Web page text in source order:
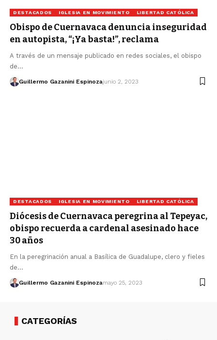
DESTACADOS IGLESIA EN MOVIMIENTO LIBERTAD CATÓLICA
Obispo de Cuernavaca denuncia inseguridad
en autopista, “¡Ya basta!”, reclama
A través de un mensaje publicado en redes sociales, el obispo
de…
Guillermo Gazanini Espinozajunio 2, 2023
DESTACADOS IGLESIA EN MOVIMIENTO LIBERTAD CATÓLICA
Diócesis de Cuernavaca peregrina al Tepeyac,
obispo recuerda a cardenal asesinado hace
30 años
En la peregrinación anual a Basílica de Guadalupe, clero y fieles
de…
Guillermo Gazanini Espinozamayo 25, 2023
CATEGORÍAS